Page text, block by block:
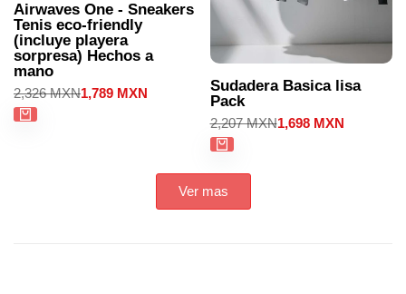
Airwaves One - Sneakers
Tenis eco-friendly
(incluye playera
sorpresa) Hechos a
mano
Precio
regular
2,326 MXNPrecio
1,789 MXN
Sudadera Basica lisa
Pack
Precio
regular
2,207 MXNPrecio
1,698 MXN
Ver mas